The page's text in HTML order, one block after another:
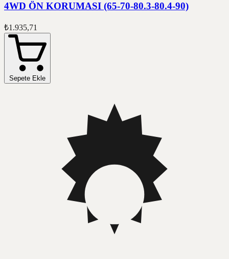
4WD ÖN KORUMASI (65-70-80.3-80.4-90)
₺1.935,71
Sepete Ekle